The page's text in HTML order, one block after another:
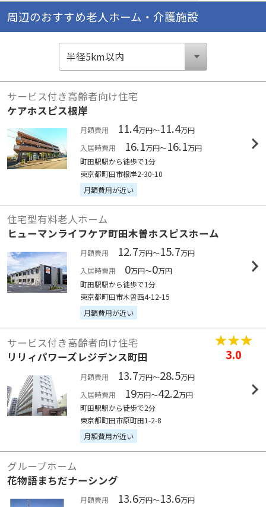
周辺のおすすめ老人ホーム・介護施設
サービス付き高齢者向け住宅
ケアホスピス根岸
月額費用 11.4万円～11.4万円
入居時費用
16.1万円～16.1万円
町田駅駅から徒歩で1分
東京都町田市根岸2-30-10
月額費用が近い
住宅型有料老人ホーム
ヒューマンライフケア町田木曽ホスピスホーム
月額費用 12.7万円～15.7万円
入居時費用
0万円～0万円
町田駅駅から徒歩で1分
東京都町田市木曽西4-12-15
月額費用が近い
サービス付き高齢者向け住宅
リリィパワーズレジデンス町田
3.0
月額費用 13.7万円～28.5万円
入居時費用
19万円～42.2万円
町田駅駅から徒歩で2分
東京都町田市原町田1-2-8
月額費用が近い
グループホーム
花物語まちだナーシング
月額費用 13.6万円～13.6万円